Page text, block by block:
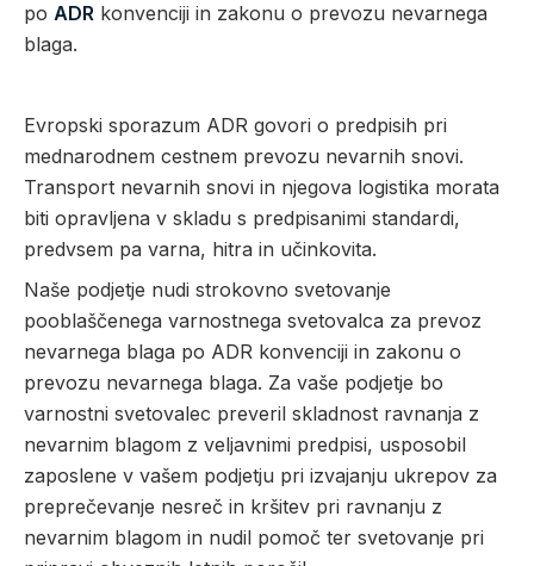
po ADR konvenciji in zakonu o prevozu nevarnega
blaga.
Evropski sporazum ADR govori o predpisih pri
mednarodnem cestnem prevozu nevarnih snovi.
Transport nevarnih snovi in njegova logistika morata
biti opravljena v skladu s predpisanimi standardi,
predvsem pa varna, hitra in učinkovita.
Naše podjetje nudi strokovno svetovanje
pooblaščenega varnostnega svetovalca za prevoz
nevarnega blaga po ADR konvenciji in zakonu o
prevozu nevarnega blaga. Za vaše podjetje bo
varnostni svetovalec preveril skladnost ravnanja z
nevarnim blagom z veljavnimi predpisi, usposobil
zaposlene v vašem podjetju pri izvajanju ukrepov za
preprečevanje nesreč in kršitev pri ravnanju z
nevarnim blagom in nudil pomoč ter svetovanje pri